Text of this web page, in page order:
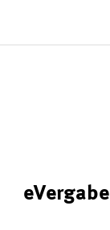
eVergabe